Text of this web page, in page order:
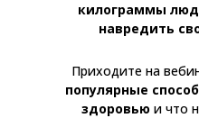
килограммы
навредить
Приходите на
популярные
здоровью и что